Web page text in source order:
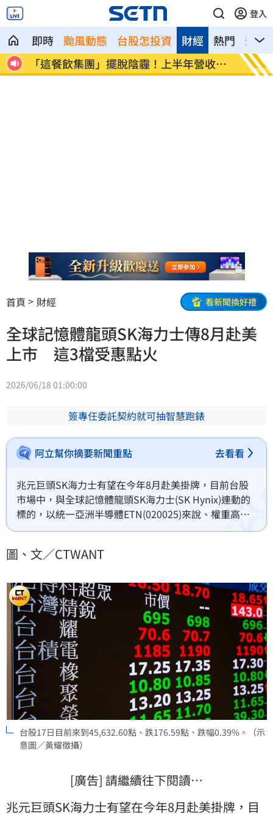
登入
即時 颱風動態 台股怎投資 熱門 影音
財經
分
「這餐飲集團」擺脫陰霾！上半年營收創
高
賓士
首頁 財經 看新聞換好禮
全球記憶體龍頭SK海力士傳8月赴美
上市 這3檔受惠點火
2026/06/18 01:00:00
簽專任委託契約就可抽智慧跑錶
阿立幫你摘要新聞重點 去看看
兆元巨頭SK海力士有望在今年8月赴美掛牌，目前台股
市場中，與全球記憶體龍頭SK海力士(SK Hynix)連動的
標的，以統一亞洲半導體ETN(020025)來說、權重高達
28%。
圖、文／CTWANT
台股17日目前來到45,632.60點、跌176.59點、跌幅0.39%。（示
意圖／黃耀徵攝）
[廣告] 請繼續往下閱讀…
兆元巨頭SK海力士有望在今年8月赴美掛牌，目